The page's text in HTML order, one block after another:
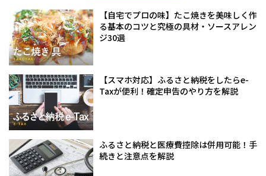
【自宅でプロの味】たこ焼きを美味しく作
る基本のコツと究極の具材・ソースアレン
ジ30選
【スマホ対応】ふるさと納税をしたらe-
Taxが便利！確定申告のやり方を解説
ふるさと納税と医療費控除は併用可能！手
続きと注意点を解説